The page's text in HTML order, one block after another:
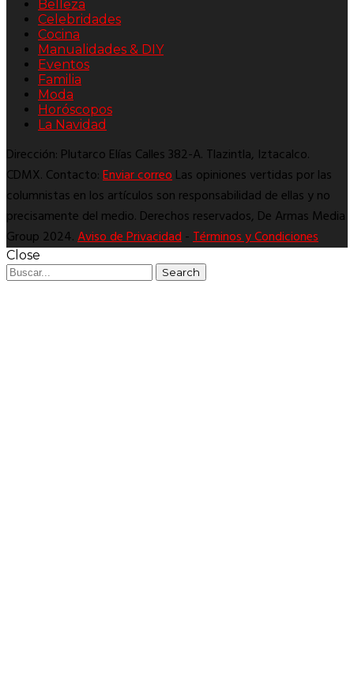
Belleza
Celebridades
Cocina
Manualidades & DIY
Eventos
Familia
Moda
Horóscopos
La Navidad
Dirección: Plutarco Elías Calles 382-A. Tlazintla, Iztacalco.
CDMX. Contacto:Enviar correoLas opiniones vertidas por las
columnistas en los artículos son responsabilidad de ellas y no
precisamente del medio. Derechos reservados, De Armas Media
Group 2024.Aviso de Privacidad-Términos y Condiciones
Close